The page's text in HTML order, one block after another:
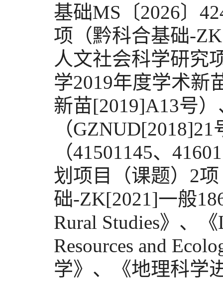
基础MS〔2026〕
项（黔科合基础-
人文社会科学研究
学2019年度学术新
新苗[2019]A13号
（
（41501145、
划项目（课题）2
础-ZK[2021]一般
Rural Studies》、
Resources and
学》、《地理科学